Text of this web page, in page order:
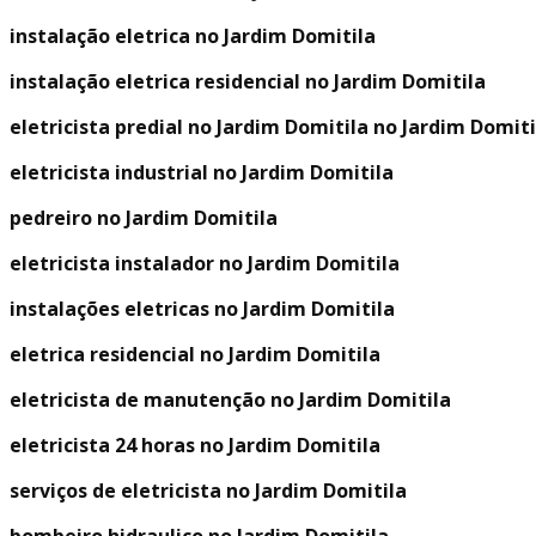
instalação eletrica no Jardim Domitila
instalação eletrica residencial no Jardim Domitila
eletricista predial no Jardim Domitila no Jardim
eletricista industrial no Jardim Domitila
pedreiro no Jardim Domitila
eletricista instalador no Jardim Domitila
instalações eletricas no Jardim Domitila
eletrica residencial no Jardim Domitila
eletricista de manutenção no Jardim Domitila
eletricista 24 horas no Jardim Domitila
serviços de eletricista no Jardim Domitila